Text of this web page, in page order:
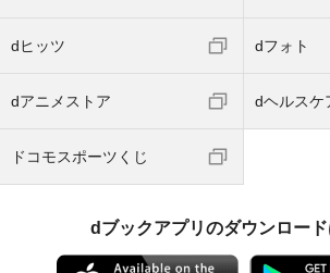
dヒッツ dフォト
dアニメストア dヘルスケ
ドコモスポーツくじ
dブックアプリのダウンロー